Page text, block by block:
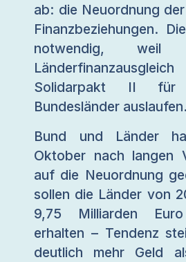
ab: die Neuordnung
Finanzbeziehungen.
notwendig,
Solidarpakt II
Bundesländer auslaufen.
Bund und Länder
Oktober nach langen
auf die Neuordnung
sollen die Länder von
9,75 Milliarden
erhalten – Tendenz
deutlich mehr Geld